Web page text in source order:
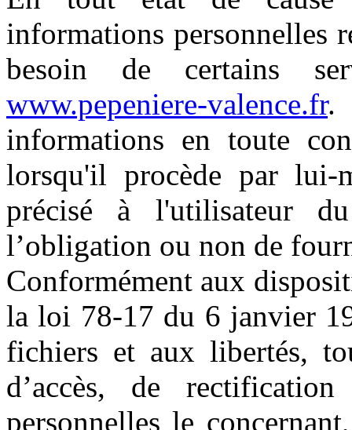
informations personnelles
besoin de certains
www.pepeniere-valence.fr.
informations en toute
lorsqu'il procède par
précisé à l'utilisateur
l’obligation ou non de
Conformément aux
la loi 78-17 du 6 janvier
fichiers et aux libertés,
d’accès, de
personnelles le